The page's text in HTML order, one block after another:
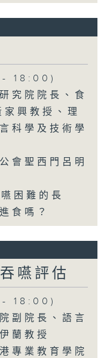
18:00)
究院院長、食
興教授、理
科學及技術學
會聖西門呂明
困難的長
食嗎？
嚥評估
18:00)
副院長、語言
蘭教授
專業教育學院